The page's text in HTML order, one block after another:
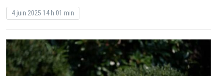
4 juin 2025 14 h 01 min